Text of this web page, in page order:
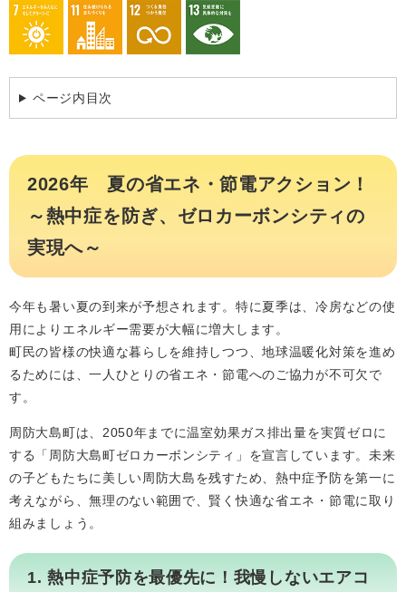
ページ内目次
2026年 夏の省エネ・節電アクション！
～熱中症を防ぎ、ゼロカーボンシティの
実現へ～
今年も暑い夏の到来が予想されます。特に夏季は、冷房などの使
用によりエネルギー需要が大幅に増大します。
町民の皆様の快適な暮らしを維持しつつ、地球温暖化対策を進め
るためには、一人ひとりの省エネ・節電へのご協力が不可欠で
す。
周防大島町は、2050年までに温室効果ガス排出量を実質ゼロに
する「周防大島町ゼロカーボンシティ」を宣言しています。未来
の子どもたちに美しい周防大島を残すため、熱中症予防を第一に
考えながら、無理のない範囲で、賢く快適な省エネ・節電に取り
組みましょう。
1. 熱中症予防を最優先に！我慢しないエアコ